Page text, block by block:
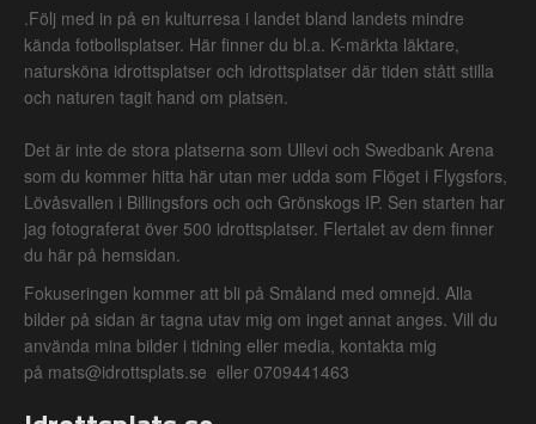
.Följ med in på en kulturresa i landet bland landets mindre
kända fotbollsplatser. Här finner du bl.a. K-märkta läktare,
natursköna idrottsplatser och idrottsplatser där tiden stått stilla
och naturen tagit hand om platsen.
Det är inte de stora platserna som Ullevi och Swedbank Arena
som du kommer hitta här utan mer udda som Flöget i Flygsfors,
Lövåsvallen i Billingsfors och och Grönskogs IP. Sen starten har
jag fotograferat över 500 idrottsplatser. Flertalet av dem finner
du här på hemsidan.
Fokuseringen kommer att bli på Småland med omnejd. Alla
bilder på sidan är tagna utav mig om inget annat anges. Vill du
använda mina bilder i tidning eller media, kontakta mig
på mats@idrottsplats.se eller 0709441463